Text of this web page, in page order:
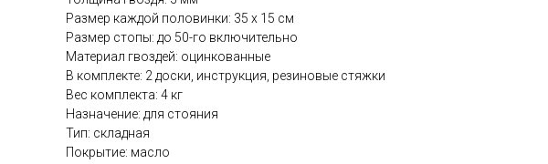
Размер каждой половинки: 35 х 15 см
Размер стопы: до 50-го включительно
Материал гвоздей: оцинкованные
В комплекте: 2 доски, инструкция, резиновые стяжки
Вес комплекта: 4 кг
Назначение: для стояния
Тип: складная
Покрытие: масло